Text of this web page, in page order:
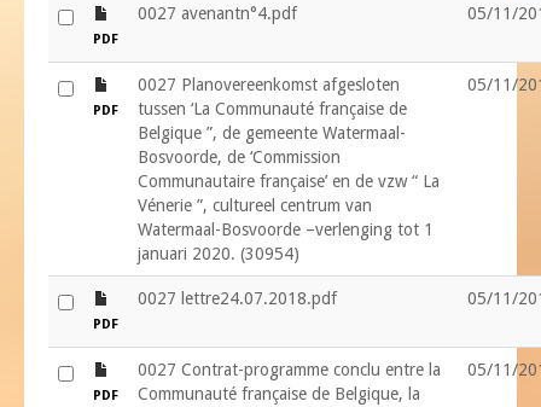
PDF
0027 avenantn°4.pdf 05/11/
PDF
0027 Planovereenkomst afgesloten
tussen ‘La Communauté française de
Belgique ”, de gemeente Watermaal-
Bosvoorde, de ‘Commission
Communautaire française’ en de vzw “ La
Vénerie ”, cultureel centrum van
Watermaal-Bosvoorde –verlenging tot 1
januari 2020. (30954)
05/11/
PDF
0027 lettre24.07.2018.pdf 05/11/
PDF
0027 Contrat-programme conclu entre la
Communauté française de Belgique, la
05/11/